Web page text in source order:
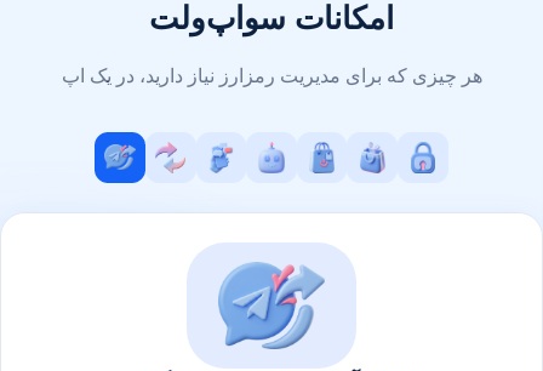
امکانات سواپ‌ولت
هر چیزی که برای مدیریت رمزارز نیاز دارید، در یک اپ